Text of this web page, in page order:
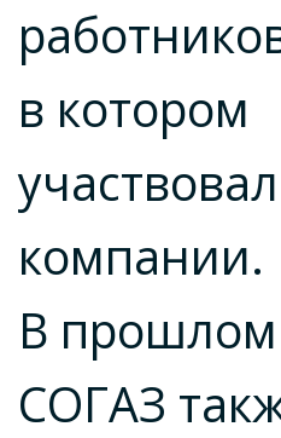
в котором
компании.
В прошлом
СОГАЗ